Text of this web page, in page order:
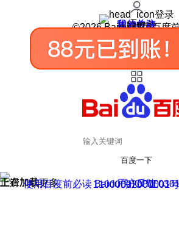
登录
我的关注
我的收藏
皮肤中心
用户反馈
设置
©2026 Baidu 使用百度
百度一下
正在加载
上滑加载更多 用户反馈
使用百度前必读 Baidu 京ICP证
京公网安备11000002000001号